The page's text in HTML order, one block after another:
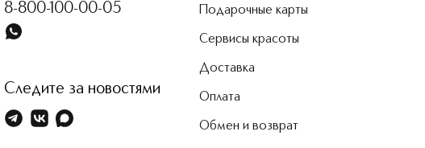
8-800-100-00-05
Следите за новостями
Подарочные карты
Сервисы красоты
Доставка
Оплата
Обмен и возврат